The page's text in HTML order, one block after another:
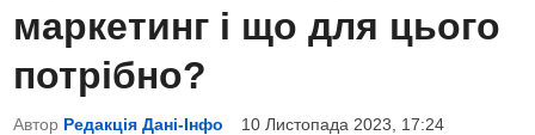
e
d
n
маркетинг і що для цього
потрібно?
Автор Редакція Дані-Інфо 10 Листопада 2023, 17:24